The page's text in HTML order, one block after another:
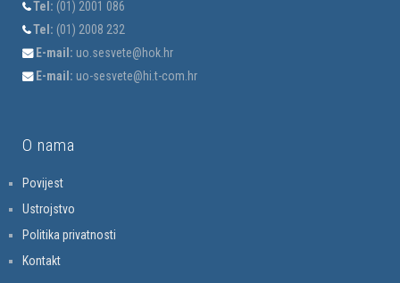
Tel: (01) 2001 086
Tel: (01) 2008 232
E-mail: uo.sesvete@hok.hr
E-mail: uo-sesvete@hi.t-com.hr
O nama
Povijest
Ustrojstvo
Politika privatnosti
Kontakt